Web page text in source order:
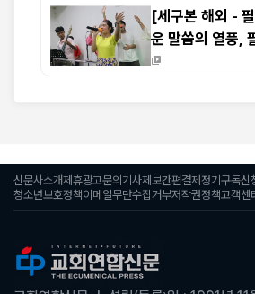
[세구본 해외 -
운 말씀의 열풍,
로 물들이다
신문사소개제휴광고문의 기사제보간편결제 정기구독신
청소년보호정책 이메일무단수집거부저작권정책고객센